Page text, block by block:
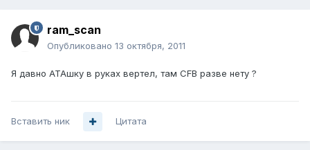
ram_scan
Опубликовано 13 октября, 2011
Я давно АТАшку в руках вертел, там CFB разве нету ?
Вставить ник Цитата